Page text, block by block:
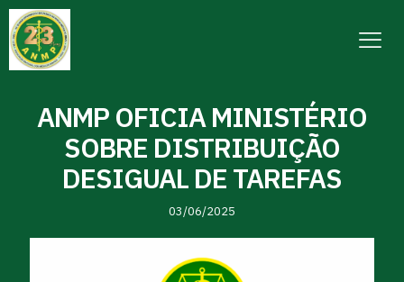
ANMP OFICIA MINISTÉRIO
SOBRE DISTRIBUIÇÃO
DESIGUAL DE TAREFAS
03/06/2025